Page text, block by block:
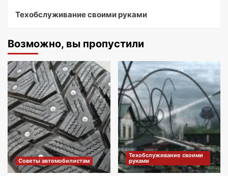
Техобслуживание своими руками
Возможно, вы пропустили
Советы автомобилистам
Техобслуживание своими
руками